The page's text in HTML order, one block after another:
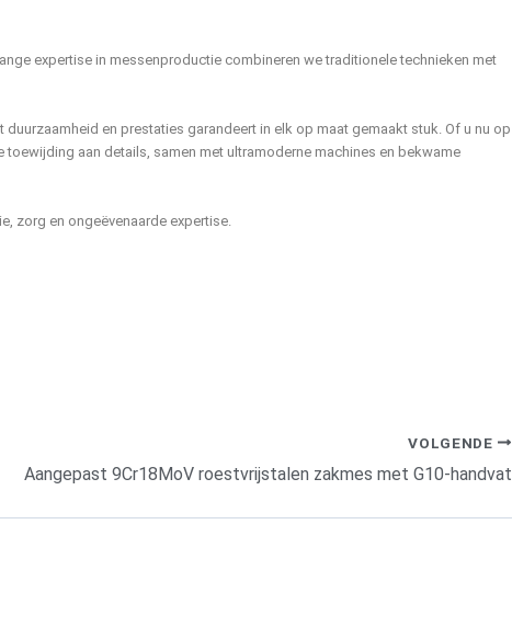
expertise in messenproductie combineren we traditionele technieken met
en prestaties garandeert in elk op maat gemaakt stuk. Of u nu op
aan details, samen met ultramoderne machines en bekwame
zorg en ongeëvenaarde expertise.
VOLGENDE
Aangepast 9Cr18MoV roestvrijstalen zakmes met G10-handvat